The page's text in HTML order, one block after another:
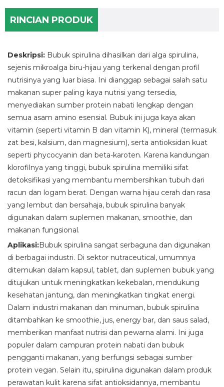
RINCIAN PRODUK
Deskripsi: Bubuk spirulina dihasilkan dari alga spirulina,
sejenis mikroalga biru-hijau yang terkenal dengan profil
nutrisinya yang luar biasa. Ini dianggap sebagai salah satu
makanan super paling kaya nutrisi yang tersedia,
menyediakan sumber protein nabati lengkap dengan
semua asam amino esensial. Bubuk ini juga kaya akan
vitamin (seperti vitamin B dan vitamin K), mineral (termasuk
zat besi, kalsium, dan magnesium), serta antioksidan kuat
seperti phycocyanin dan beta-karoten. Karena kandungan
klorofilnya yang tinggi, bubuk spirulina memiliki sifat
detoksifikasi yang membantu membersihkan tubuh dari
racun dan logam berat. Dengan warna hijau cerah dan rasa
yang lembut dan bersahaja, bubuk spirulina banyak
digunakan dalam suplemen makanan, smoothie, dan
makanan fungsional.
Aplikasi:Bubuk spirulina sangat serbaguna dan digunakan
di berbagai industri. Di sektor nutraceutical, umumnya
ditemukan dalam kapsul, tablet, dan suplemen bubuk yang
ditujukan untuk meningkatkan kekebalan, mendukung
kesehatan jantung, dan meningkatkan tingkat energi.
Dalam industri makanan dan minuman, bubuk spirulina
ditambahkan ke smoothie, jus, energy bar, dan saus salad,
memberikan manfaat nutrisi dan pewarna alami. Ini juga
populer dalam campuran protein nabati dan bubuk
pengganti makanan, yang berfungsi sebagai sumber
protein vegan. Selain itu, spirulina digunakan dalam produk
perawatan kulit karena sifat antioksidannya, membantu